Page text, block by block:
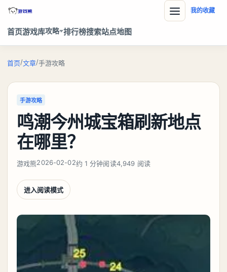
首页游戏库攻略 排行榜搜索站点地图
我的收藏
首页/文章/手游攻略
手游攻略
鸣潮今州城宝箱刷新地点
在哪里？
游戏熊2026-02-02约 1 分钟阅读4,949 阅读
进入阅读模式